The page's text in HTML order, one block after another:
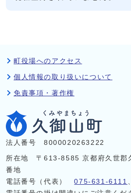
町役場へのアクセス
個人情報の取り扱いについて
免責事項・著作権
法人番号 8000020263222
所在地 〒613-8585 京都府久世郡
番地
電話番号（代表）075-631-6111